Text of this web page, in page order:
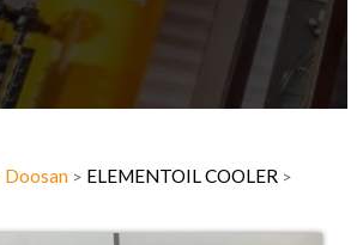
Doosan > ELEMENTOIL COOLER >